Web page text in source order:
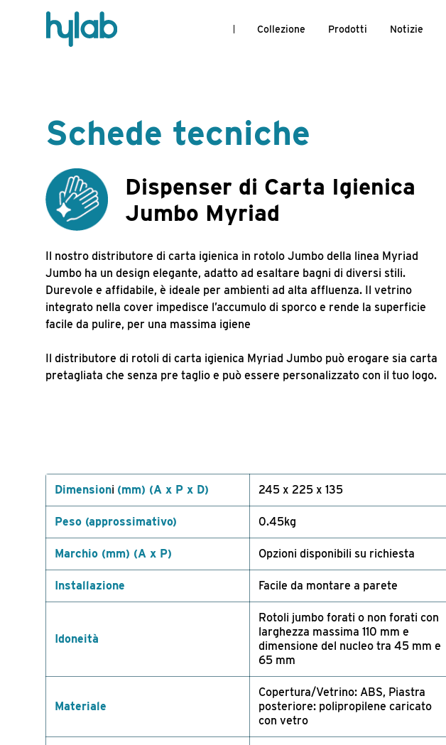
Collezione Prodotti Notizie
Schede tecniche
Dispenser di Carta Igienica
Jumbo Myriad
Il nostro distributore di carta igienica in rotolo Jumbo della linea Myriad
Jumbo ha un design elegante, adatto ad esaltare bagni di diversi stili.
Durevole e affidabile, è ideale per ambienti ad alta affluenza. Il vetrino
integrato nella cover impedisce l’accumulo di sporco e rende la superficie
facile da pulire, per una massima igiene
Il distributore di rotoli di carta igienica Myriad Jumbo può erogare sia carta
pretagliata che senza pre taglio e può essere personalizzato con il tuo logo.
Dimensioni (mm) (A x P x D) 245 x 225 x 135
Peso (approssimativo) 0.45kg
Marchio (mm) (A x P) Opzioni disponibili su richiesta
Installazione Facile da montare a parete
Idoneità
Rotoli jumbo forati o non forati con
larghezza massima 110 mm e
dimensione del nucleo tra 45 mm e
65 mm
Materiale
Copertura/Vetrino: ABS, Piastra
posteriore: polipropilene caricato
con vetro